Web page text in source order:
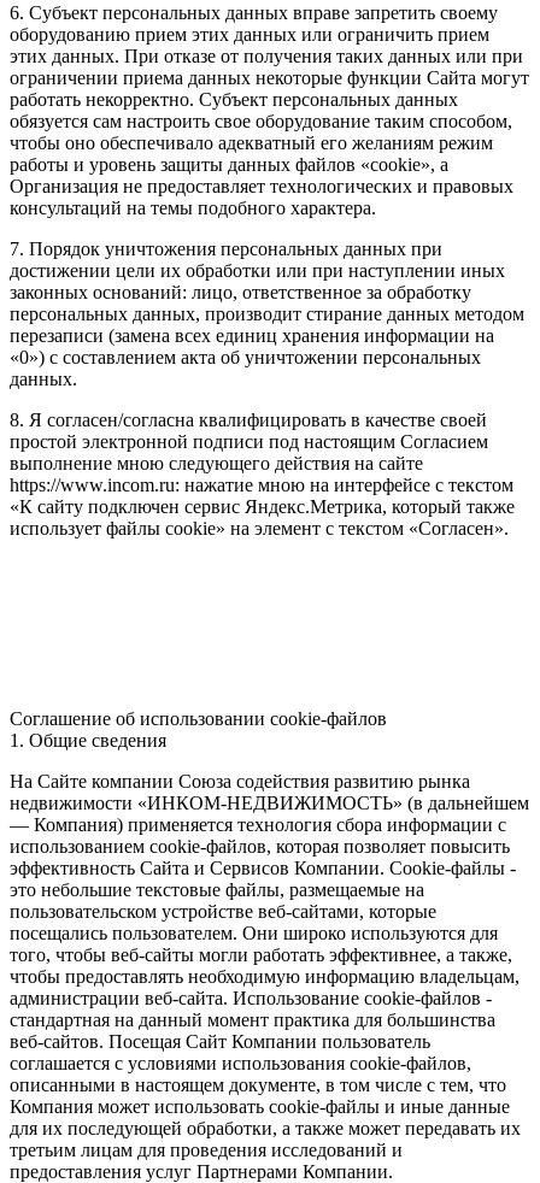
6. Субъект персональных данных вправе запретить своему
оборудованию прием этих данных или ограничить прием
этих данных. При отказе от получения таких данных или при
ограничении приема данных некоторые функции Сайта могут
работать некорректно. Субъект персональных данных
обязуется сам настроить свое оборудование таким способом,
чтобы оно обеспечивало адекватный его желаниям режим
работы и уровень защиты данных файлов «cookie», а
Организация не предоставляет технологических и правовых
консультаций на темы подобного характера.
7. Порядок уничтожения персональных данных при
достижении цели их обработки или при наступлении иных
законных оснований: лицо, ответственное за обработку
персональных данных, производит стирание данных методом
перезаписи (замена всех единиц хранения информации на
«0») с составлением акта об уничтожении персональных
данных.
8. Я согласен/согласна квалифицировать в качестве своей
простой электронной подписи под настоящим Согласием
выполнение мною следующего действия на сайте
https://www.incom.ru: нажатие мною на интерфейсе с текстом
«К сайту подключен сервис Яндекс.Метрика, который также
использует файлы cookie» на элемент с текстом «Согласен».
Соглашение об использовании cookie-файлов
1. Общие сведения
На Сайте компании Союза содействия развитию рынка
недвижимости «ИНКОМ-НЕДВИЖИМОСТЬ» (в дальнейшем
— Компания) применяется технология сбора информации с
использованием cookie-файлов, которая позволяет повысить
эффективность Сайта и Сервисов Компании. Сookie-файлы -
это небольшие текстовые файлы, размещаемые на
пользовательском устройстве веб-сайтами, которые
посещались пользователем. Они широко используются для
того, чтобы веб-сайты могли работать эффективнее, а также,
чтобы предоставлять необходимую информацию владельцам,
администрации веб-сайта. Использование cookie-файлов -
стандартная на данный момент практика для большинства
веб-сайтов. Посещая Сайт Компании пользователь
соглашается с условиями использования cookie-файлов,
описанными в настоящем документе, в том числе с тем, что
Компания может использовать cookie-файлы и иные данные
для их последующей обработки, а также может передавать их
третьим лицам для проведения исследований и
предоставления услуг Партнерами Компании.